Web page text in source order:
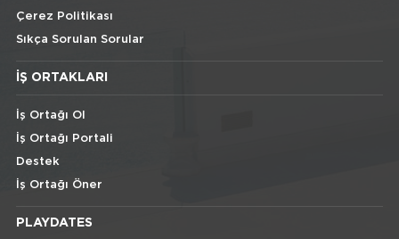
Çerez Politikası
Sıkça Sorulan Sorular
İŞ ORTAKLARI
İş Ortağı Ol
İş Ortağı Portali
Destek
İş Ortağı Öner
PLAYDATES